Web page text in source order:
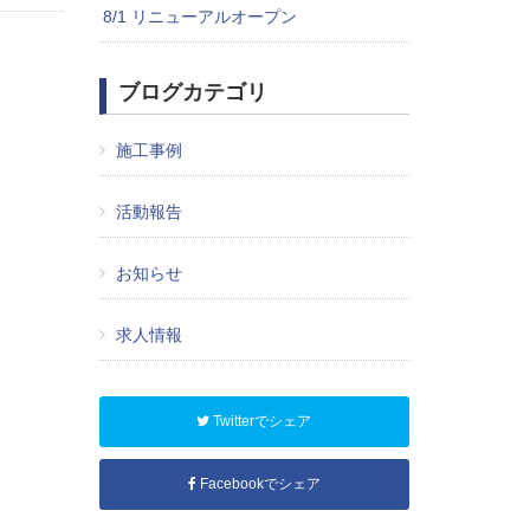
8/1 リニューアルオープン
ブログカテゴリ
施工事例
活動報告
お知らせ
求人情報
Twitterでシェア
Facebookでシェア